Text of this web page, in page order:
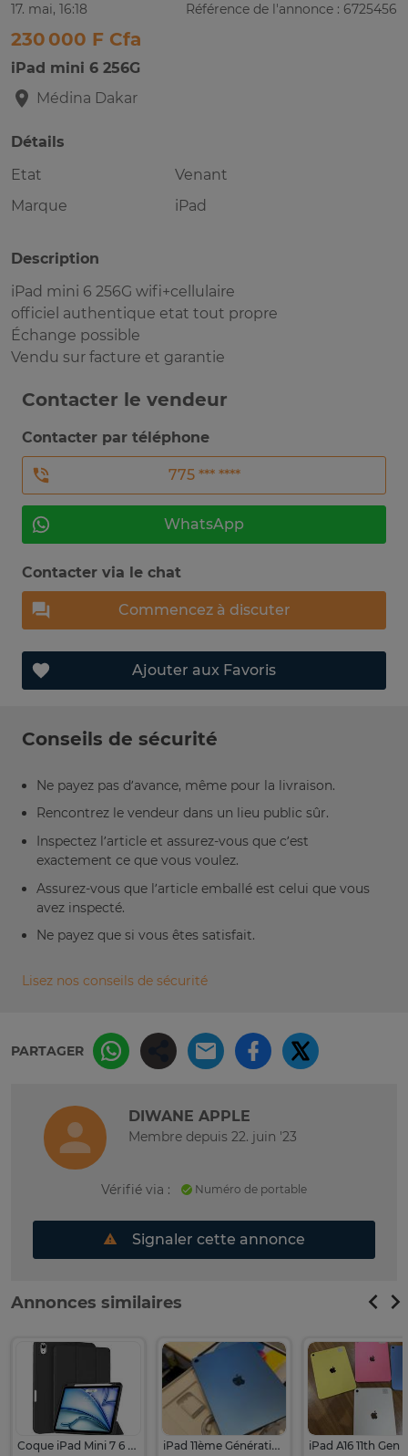
17. mai, 16:18 Référence de l'annonce : 6725456
230 000 F Cfa
iPad mini 6 256G
Médina Dakar
Détails
Etat
Venant
Marque
iPad
Description
iPad mini 6 256G wifi+cellulaire
officiel authentique etat tout propre
Échange possible
Vendu sur facture et garantie
Contacter le vendeur
Contacter par téléphone
775 *** ****
WhatsApp
Contacter via le chat
Commencez à discuter
Ajouter aux Favoris
Conseils de sécurité
Ne payez pas d’avance, même pour la livraison.
Rencontrez le vendeur dans un lieu public sûr.
Inspectez l’article et assurez-vous que c’est
exactement ce que vous voulez.
Assurez-vous que l’article emballé est celui que vous
avez inspecté.
Ne payez que si vous êtes satisfait.
Lisez nos conseils de sécurité
PARTAGER
DIWANE APPLE
Membre depuis 22. juin '23
Vérifié via : Numéro de portable
Signaler cette annonce
Annonces similaires
Coque iPad Mini 7 6 5 4 3 2 1 iPad 11ème Génération 256G Desceller iPad A16 11th Gen